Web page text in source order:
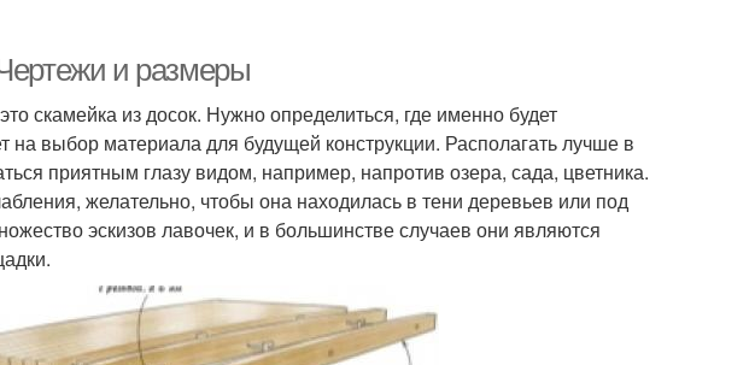
и размеры
скамейка из досок. Нужно определиться, где именно будет
на выбор материала для будущей конструкции. Располагать лучше в
приятным глазу видом, например, напротив озера, сада, цветника.
желательно, чтобы она находилась в тени деревьев или под
эскизов лавочек, и в большинстве случаев они являются